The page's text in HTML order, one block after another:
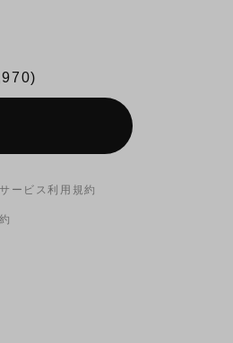
)
ービス利用規約